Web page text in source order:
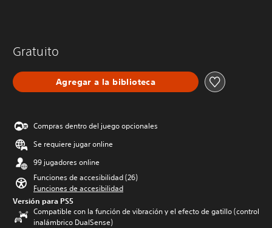
Gratuito
Agregar a la biblioteca
Compras dentro del juego opcionales
Se requiere jugar online
99 jugadores online
Funciones de accesibilidad (26)
Funciones de accesibilidad
Versión para PS5
Compatible con la función de vibración y el efecto de gatillo (control
inalámbrico DualSense)